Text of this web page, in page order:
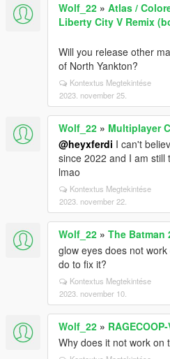
Wolf_22 » Atlas /
Liberty City V Remix
Will you release other
of North Yankton?
Kontextus Megtekintése
2023. november 25.
Wolf_22 » Multiplayer
@heyxferdi I can't
since 2022 and I am still
lmao
Kontextus Megtekintése
2023. november 22.
Wolf_22 » The Batman
glow eyes does not
do to fix it?
Kontextus Megtekintése
2023. november 10.
Wolf_22 » RAGECOOP-
Why does it not work on